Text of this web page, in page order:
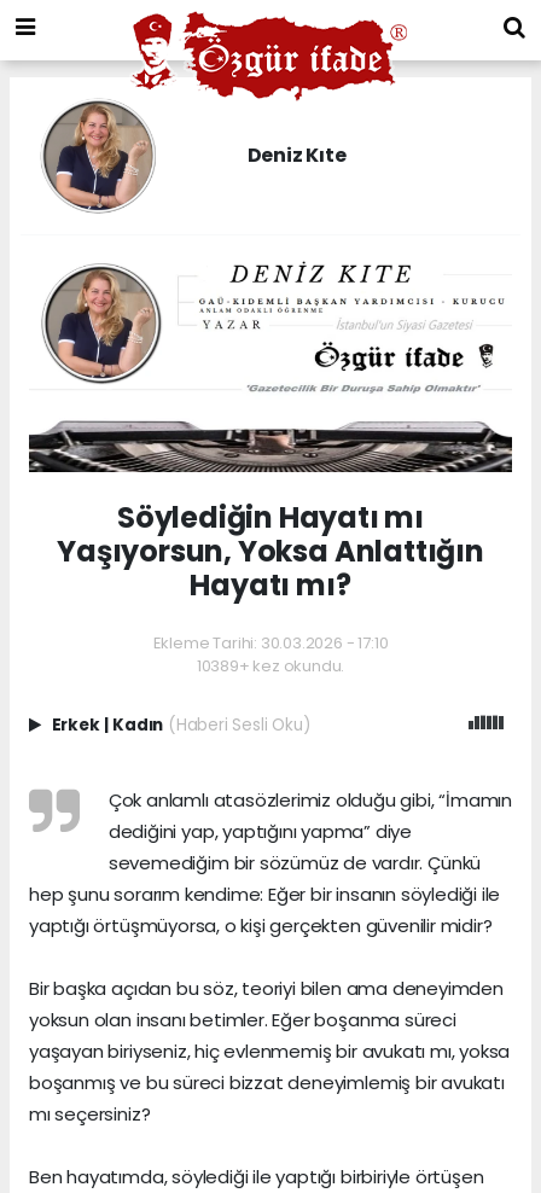
Deniz Kıte
Söylediğin Hayatı mı
Yaşıyorsun, Yoksa Anlattığın
Hayatı mı?
Ekleme Tarihi: 30.03.2026 - 17:10
10389+ kez okundu.
Erkek | Kadın (Haberi Sesli Oku)
Çok anlamlı atasözlerimiz olduğu gibi, “İmamın
dediğini yap, yaptığını yapma” diye
sevemediğim bir sözümüz de vardır. Çünkü
hep şunu sorarım kendime: Eğer bir insanın söylediği ile
yaptığı örtüşmüyorsa, o kişi gerçekten güvenilir midir?
Bir başka açıdan bu söz, teoriyi bilen ama deneyimden
yoksun olan insanı betimler. Eğer boşanma süreci
yaşayan biriyseniz, hiç evlenmemiş bir avukatı mı, yoksa
boşanmış ve bu süreci bizzat deneyimlemiş bir avukatı
mı seçersiniz?
Ben hayatımda, söylediği ile yaptığı birbiriyle örtüşen